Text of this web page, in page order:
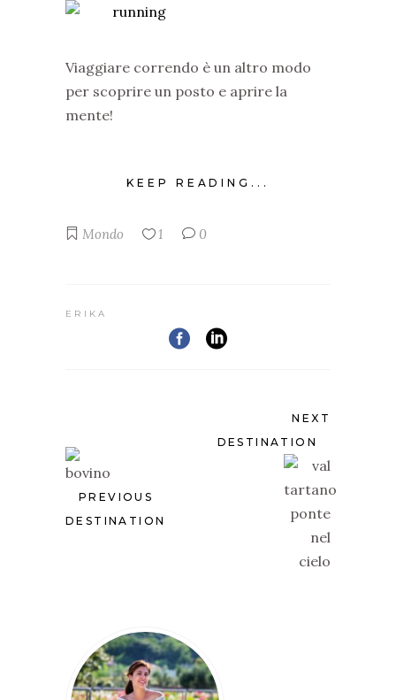
Viaggiare correndo è un altro modo
per scoprire un posto e aprire la
mente!
KEEP READING...
Mondo 1 0
ERIKA
PREVIOUS
DESTINATION
NEXT
DESTINATION